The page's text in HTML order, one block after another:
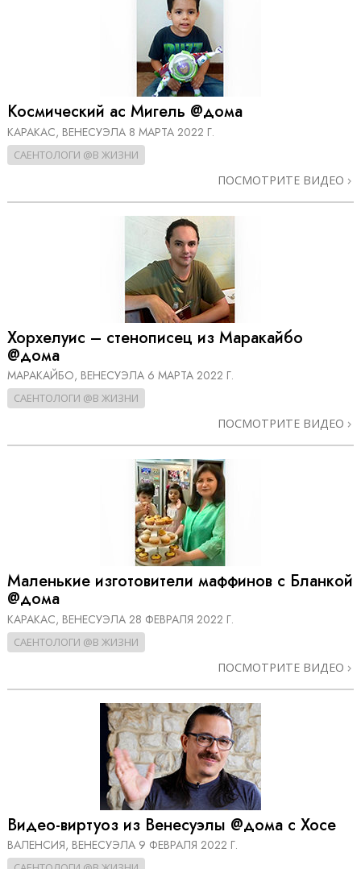
Космический ас Мигель @дома
КАРАКАС, ВЕНЕСУЭЛА 8 МАРТА 2022 Г.
САЕНТОЛОГИ @В ЖИЗНИ
ПОСМОТРИТЕ ВИДЕО
Хорхелуис – стенописец из Маракайбо
@дома
МАРАКАЙБО, ВЕНЕСУЭЛА 6 МАРТА 2022 Г.
САЕНТОЛОГИ @В ЖИЗНИ
ПОСМОТРИТЕ ВИДЕО
Маленькие изготовители маффинов с Бланкой
@дома
КАРАКАС, ВЕНЕСУЭЛА 28 ФЕВРАЛЯ 2022 Г.
САЕНТОЛОГИ @В ЖИЗНИ
ПОСМОТРИТЕ ВИДЕО
Видео-виртуоз из Венесуэлы @дома с Хосе
ВАЛЕНСИЯ, ВЕНЕСУЭЛА 9 ФЕВРАЛЯ 2022 Г.